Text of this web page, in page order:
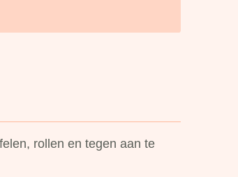
rollen en tegen aan te